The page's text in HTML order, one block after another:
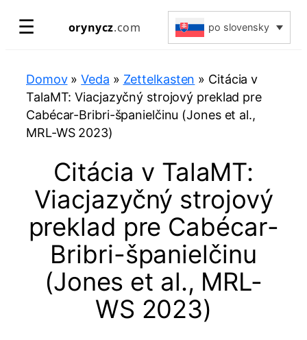
☰ orynycz.com po slovensky
Domov»Veda » Zettelkasten » Citácia v
TalaMT: Viacjazyčný strojový preklad pre
Cabécar-Bribri-španielčinu (Jones et al.,
MRL-WS 2023)
Citácia v TalaMT:
Viacjazyčný strojový
preklad pre Cabécar-
Bribri-španielčinu
(Jones et al., MRL-
WS 2023)